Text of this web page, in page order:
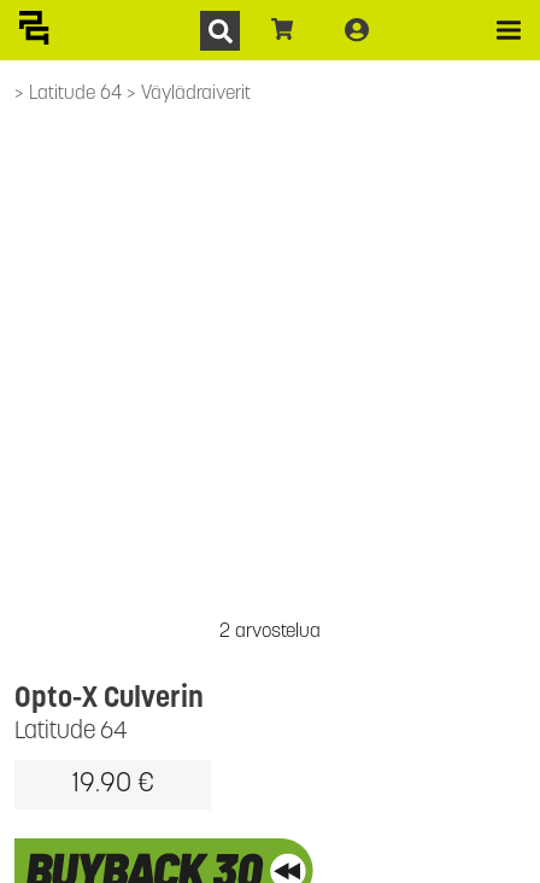
Latitude 64 Väylädraiverit
2 arvostelua
Latitude 64
Opto-X Culverin
19.90 €